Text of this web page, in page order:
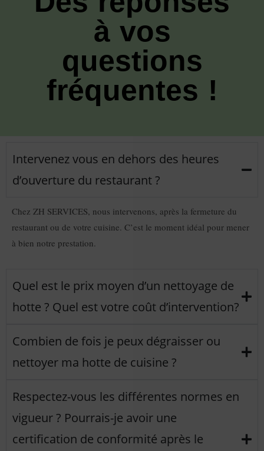
à vos
questions
fréquentes !
Intervenez vous en dehors des heures
d’ouverture du restaurant ?
Chez ZH SERVICES, nous intervenons, après la fermeture du
restaurant ou de votre cuisine. C’est le moment idéal pour mener
à bien notre prestation.
Quel est le prix moyen d’un nettoyage de
hotte ? Quel est votre coût d’intervention?
Combien de fois je peux dégraisser ou
nettoyer ma hotte de cuisine ?
Respectez-vous les différentes normes en
vigueur ? Pourrais-je avoir une
certification de conformité après le